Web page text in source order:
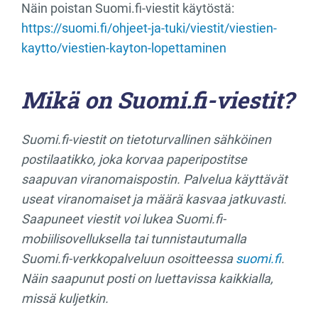
Näin poistan Suomi.fi-viestit käytöstä:
https://suomi.fi/ohjeet-ja-tuki/viestit/viestien-
kaytto/viestien-kayton-lopettaminen
Mikä on Suomi.fi-viestit?
Suomi.fi-viestit on tietoturvallinen sähköinen
postilaatikko, joka korvaa paperipostitse
saapuvan viranomaispostin. Palvelua käyttävät
useat viranomaiset ja määrä kasvaa jatkuvasti.
Saapuneet viestit voi lukea Suomi.fi-
mobiilisovelluksella tai tunnistautumalla
Suomi.fi-verkkopalveluun osoitteessasuomi.fi.
Näin saapunut posti on luettavissa kaikkialla,
missä kuljetkin.